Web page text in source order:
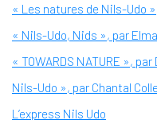
« Les natures de Nils-Udo
« Nils-Udo, Nids », par
« TOWARDS NATURE »,
Nils-Udo », par Chantal
L’express Nils Udo